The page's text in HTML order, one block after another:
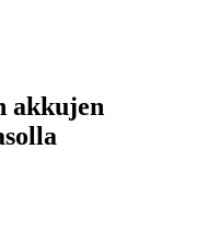
akkujen